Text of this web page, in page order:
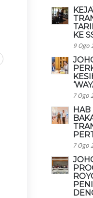
KE
9 Ogo
7 Ogo
HAB
7 Ogo